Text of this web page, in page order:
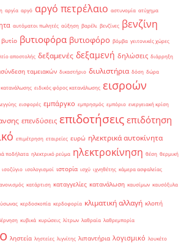
αργία αργό αργό πετρέλαιο αστυνομία ατύχημα
αυτόματοι πωλητές αύξηση βαρέλι βενζίνες βενζίνη
βυτίο βυτιοφόρα βυτιοφόρο βόμβα γειτονικές χώρες
αποστολής δεξαμενές δεξαμενή δηλώσεις διάρρηξη
ταμειακών δικαστήριο διυλιστήρια δόση δώρα
ειδικός φόρος κατανάλωσης εισροών
εισφορές εμπάργκο εμπρησμός εμπόριο ενεργειακή κρίση
επενδύσεις επιδοτήσεις επιδότηση
επιμέτρηση εταιρείες ευρώ ηλεκτρικά αυτοκίνητα
ποδήλατα ηλεκτρικό ρεύμα ηλεκτροκίνηση θέση θερμική
ισοζύγιο ισολογισμοί ιστορία ισχύ ιχνηθέτης κάμερα ασφαλείας
κατάρτιση καταγγελίες κατανάλωση καυσίμων καυσόξυλα
κερδοσκοπία κερδοφορία κλιματική αλλαγή κλοπή
κυβικά κυρώσεις λίτρων λαθραία λαθρεμπορία
ληστεία ληστείες λιγνίτης λιπαντήρια λογισμικό λουκέτο